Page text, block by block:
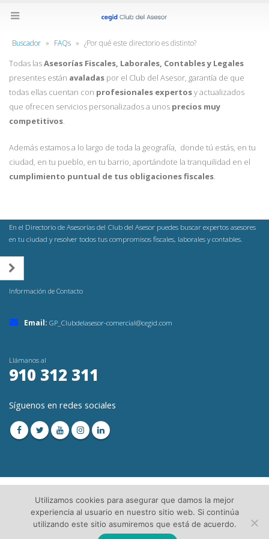
Buscador » FAQs » ¿Por qué este directorio es distinto?
Todas lasAsesorías Fiscales, Laborales, Contables y Legales
presentes están avaladas por el Club del Asesor, garantía de que
todas ellas cuentan con profesionales expertosy actualizados
que ofrecen servicios personalizados a unos precios muy
competitivos.
Además estamos a lo largo de toda la geografía, donde tú estás, en tu
ciudad, en tu pueblo, en tu barrio, aportándote la tranquilidad en el
cumplimiento puntual de tus obligaciones fiscales.
En el Directorio de Asesorías del Club del Asesor puedes buscar expertos asesores
en tu ciudad y resolver todos tus compromisos fiscales, laborales y contables.
Información de Contacto
Email: GP_Clubdelasesor-comercial@cegid.com
Llámanos al
910 312 311
Síguenos en redes sociales
© Copyright 2023. Todos los Derechos Reservados│Aviso Legal │Directorio de
Utilizamos cookies para asegurar que damos la mejor
experiencia al usuario en nuestro sitio web. Si continúa
utilizando este sitio asumiremos que está de acuerdo.